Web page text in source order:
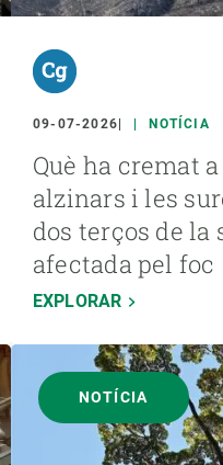
09-07-2026 NOTÍCIA
Què ha cremat
alzinars i les
dos terços de la
afectada pel foc
EXPLORAR
NOTÍCIA